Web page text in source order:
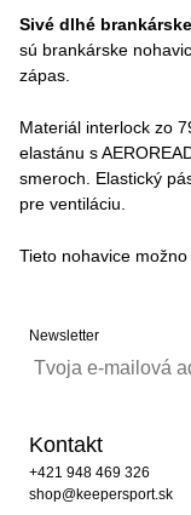
Sivé dlhé
sú brankárske
zápas.
Materiál interlock zo
elastánu s
smeroch. Elastický
pre ventiláciu.
Tieto nohavice
Newsletter
Kontakt
+421 948 469 326
shop@keepersport.sk